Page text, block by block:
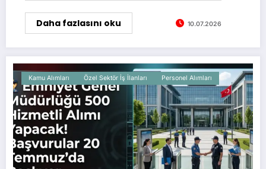
Daha fazlasını oku 10.07.2026
Kamu Alımları Özel Sektör İş İlanları Personel Alımları